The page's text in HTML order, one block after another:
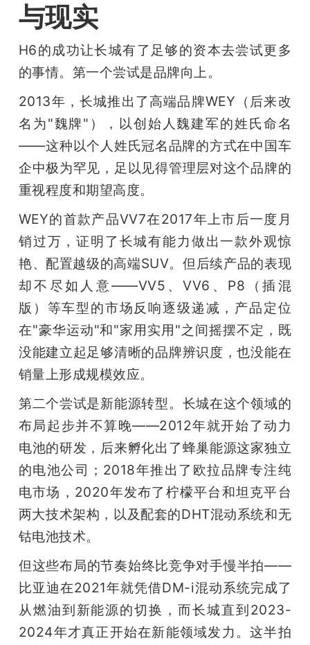
与现实
H6的成功让长城有了足够的资本去尝试更多
的事情。第一个尝试是品牌向上。
2013年，长城推出了高端品牌WEY（后来改
名为"魏牌"），以创始人魏建军的姓氏命名
——这种以个人姓氏冠名品牌的方式在中国车
企中极为罕见，足以见得管理层对这个品牌的
重视程度和期望高度。
WEY的首款产品VV7在2017年上市后一度月
销过万，证明了长城有能力做出一款外观惊
艳、配置越级的高端SUV。但后续产品的表现
却不尽如人意——VV5、VV6、P8（插混
版）等车型的市场反响逐级递减，产品定位
在"豪华运动"和"家用实用"之间摇摆不定，既
没能建立起足够清晰的品牌辨识度，也没能在
销量上形成规模效应。
第二个尝试是新能源转型。长城在这个领域的
布局起步并不算晚——2012年就开始了动力
电池的研发，后来孵化出了蜂巢能源这家独立
的电池公司；2018年推出了欧拉品牌专注纯
电市场，2020年发布了柠檬平台和坦克平台
两大技术架构，以及配套的DHT混动系统和无
钴电池技术。
但这些布局的节奏始终比竞争对手慢半拍——
比亚迪在2021年就凭借DM-i混动系统完成了
从燃油到新能源的切换，而长城直到2023-
2024年才真正开始在新能领域发力。这半拍